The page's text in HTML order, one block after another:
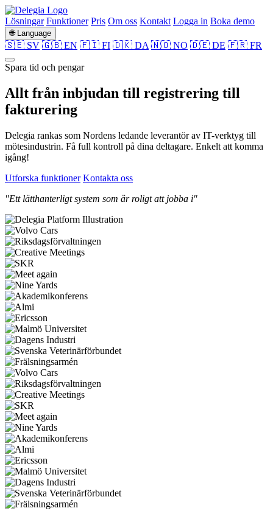
Lösningar Funktioner Pris Om oss Kontakt Logga in Boka demo
🌐 Language
🇸🇪 SV 🇬🇧 EN 🇫🇮 FI 🇩🇰 DA 🇳🇴 NO 🇩🇪 DE 🇫🇷 FR
Spara tid och pengar
Allt från inbjudan till registrering till
fakturering
Delegia rankas som Nordens ledande leverantör av IT-verktyg till
mötesindustrin. Få full kontroll på dina deltagare. Enkelt att komma
igång!
Utforska funktioner Kontakta oss
"Ett lätthanterligt system som är roligt att jobba i"